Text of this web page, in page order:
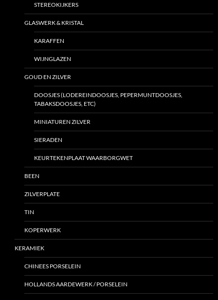
STEREOKIJKERS
GLASWERK & KRISTAL
KARAFFEN
WIJNGLAZEN
GOUD EN ZILVER
DOOSJES (LODEREINDOOSJES, PEPERMUNTDOOSJES,
TABAKSDOOSJES, ETC)
MINIATUREN ZILVER
SIERADEN
KEURTEKENPLAAT WAARBORGWET
BEEN
ZILVERPLATE
TIN
KOPERWERK
KERAMIEK
CHINEES PORSELEIN
HOLLANDS AARDEWERK / PORSELEIN